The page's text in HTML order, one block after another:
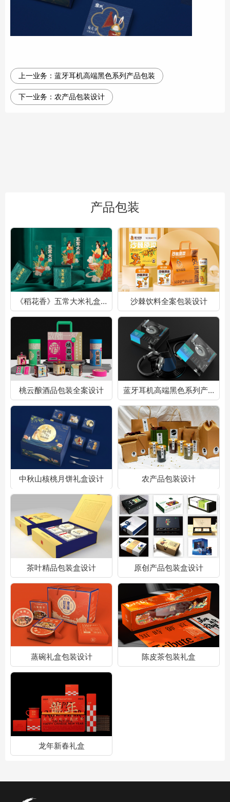
上一业务： 蓝牙耳机高端黑色系列产品包装
下一业务： 农产品包装设计
产品包装
《稻花香》五常大米礼盒包装设计 沙棘饮料全案包装设计
桃云酿酒品包装全案设计 蓝牙耳机高端黑色系列产品包装
中秋山核桃月饼礼盒设计 农产品包装设计
茶叶精品包装盒设计 原创产品包装盒设计
蒸碗礼盒包装设计 陈皮茶包装礼盒
龙年新春礼盒